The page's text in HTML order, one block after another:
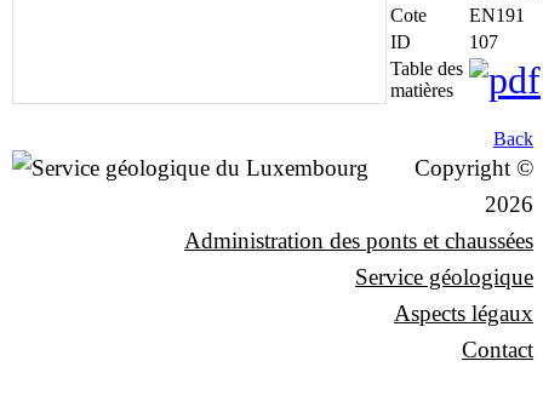
Cote
EN191
ID
107
Table des
matières
Back
Copyright ©
2026
Administration des ponts et chaussées
Service géologique
Aspects légaux
Contact